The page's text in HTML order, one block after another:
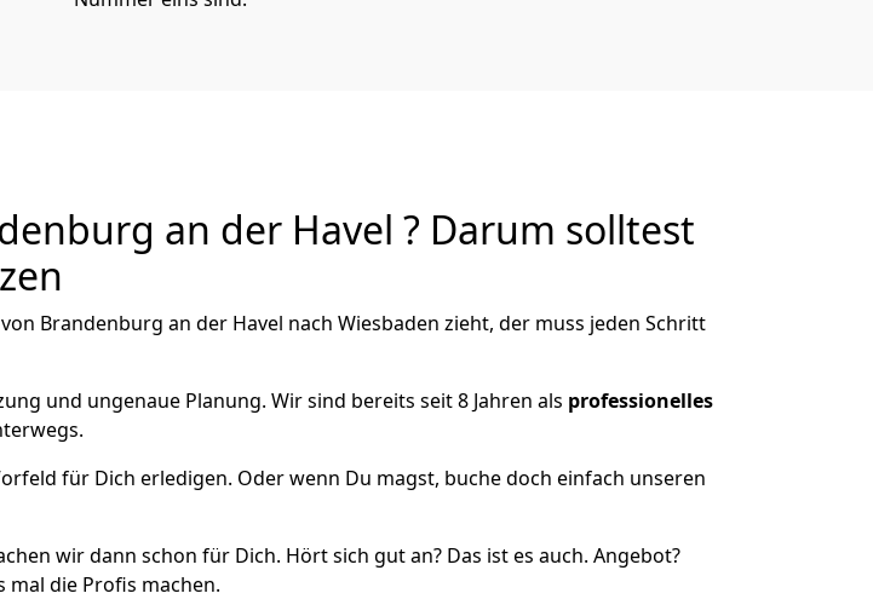
an der Havel ? Darum solltest
Brandenburg an der Havel nach Wiesbaden zieht, der muss jeden Schritt
und ungenaue Planung. Wir sind bereits seit 8 Jahren als professionelles
für Dich erledigen. Oder wenn Du magst, buche doch einfach unseren
wir dann schon für Dich. Hört sich gut an? Das ist es auch. Angebot?
mal die Profis machen.